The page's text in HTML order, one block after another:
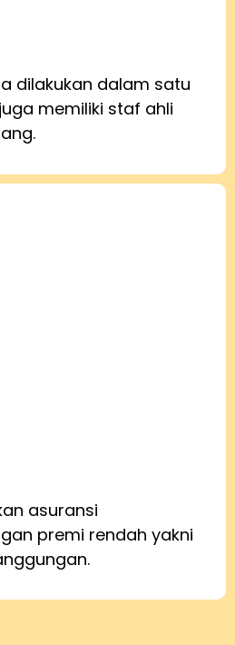
dilakukan dalam satu
memiliki staf ahli
asuransi
premi rendah yakni